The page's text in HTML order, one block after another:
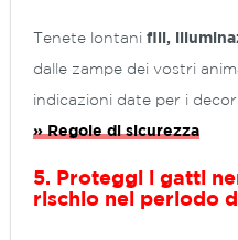
Tenete lontani fili,
dalle zampe dei vostri
indicazioni date per i
» Regole di sicurezza
5. Proteggi i gatti
rischio nel periodo